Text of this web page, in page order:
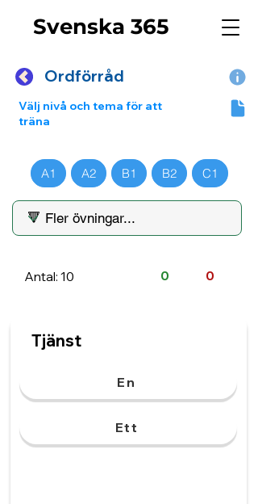
Svenska 365
Ordförråd
Välj nivå och tema för att
träna
A1 A2 B1 B2 C1
Antal: 10 0 0
Tjänst
En
Ett